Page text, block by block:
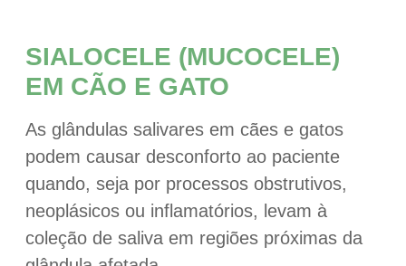
SIALOCELE (MUCOCELE)
EM CÃO E GATO
As glândulas salivares em cães e gatos
podem causar desconforto ao paciente
quando, seja por processos obstrutivos,
neoplásicos ou inflamatórios, levam à
coleção de saliva em regiões próximas da